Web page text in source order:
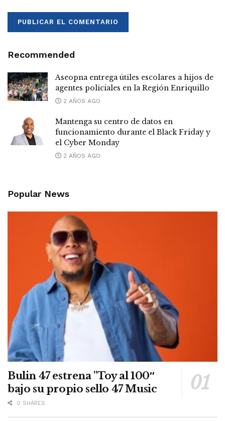
Recommended
Aseopna entrega útiles escolares a hijos de
agentes policiales en la Región Enriquillo
2 AÑOS AGO
Mantenga su centro de datos en
funcionamiento durante el Black Friday y
el Cyber Monday
2 AÑOS AGO
Popular News
Bulin 47 estrena "Toy al 100″
bajo su propio sello 47 Music
0 SHARES